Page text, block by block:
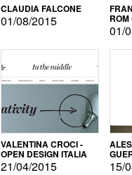
CLAUDIA FALCONE
01/08/2015
01/
VALENTINA CROCI -
OPEN DESIGN ITALIA
21/04/2015 15/